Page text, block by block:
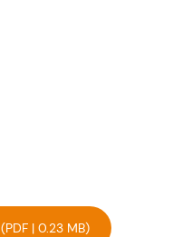
(PDF | 0.23 MB)